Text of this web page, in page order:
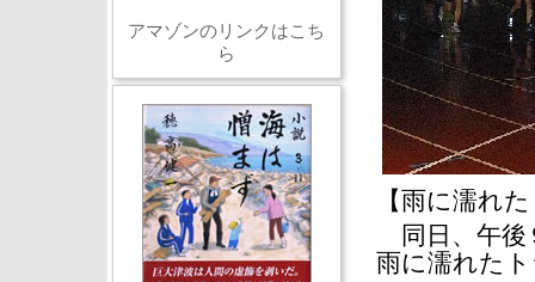
【雨に濡れ
同日、午後
雨に濡れた
アマゾンのリンクはこち
ら